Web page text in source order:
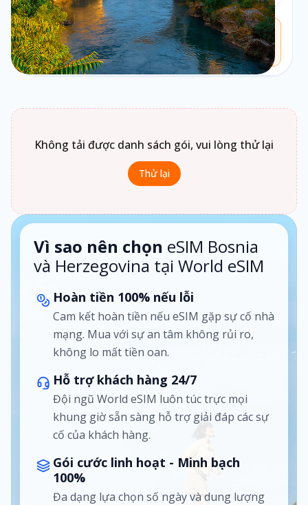
Chưa biết chọn loại gói nào?
Bấm vàoLoại góiđể xem gợi ý phù hợp theo nhu cầu sử
dụng.
Không tải được danh sách gói, vui lòng thử lại
Thử lại
Vì sao nên chọn eSIM Bosnia
và Herzegovina tại World eSIM
Hoàn tiền 100% nếu lỗi
Cam kết hoàn tiền nếu eSIM gặp sự cố nhà
mạng. Mua với sự an tâm không rủi ro,
không lo mất tiền oan.
Hỗ trợ khách hàng 24/7
Đội ngũ World eSIM luôn túc trực mọi
khung giờ sẵn sàng hỗ trợ giải đáp các sự
cố của khách hàng.
Gói cước linh hoạt - Minh bạch
100%
Đa dạng lựa chọn số ngày và dung lượng